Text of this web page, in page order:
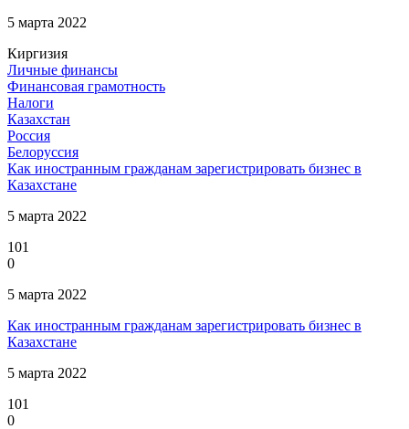
5 марта 2022
Киргизия
Личные финансы
Финансовая грамотность
Налоги
Казахстан
Россия
Белоруссия
Как иностранным гражданам зарегистрировать бизнес в
Казахстане
5 марта 2022
101
0
5 марта 2022
Как иностранным гражданам зарегистрировать бизнес в
Казахстане
5 марта 2022
101
0